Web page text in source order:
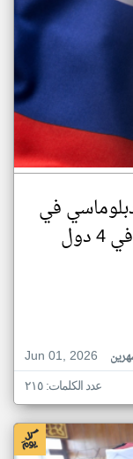
في
إفريقيا بافتتاح ممثليات في 4 دول
Jun 01, 2026
عدد الكلمات: ٢١٥